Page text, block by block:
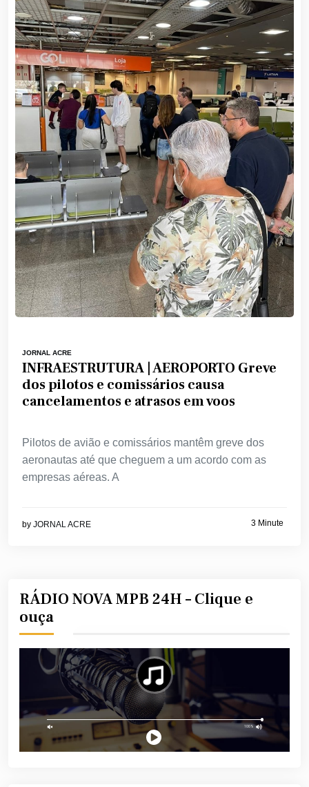
JORNAL ACRE
INFRAESTRUTURA | AEROPORTO Greve
dos pilotos e comissários causa
cancelamentos e atrasos em voos
Pilotos de avião e comissários mantêm greve dos
aeronautas até que cheguem a um acordo com as
empresas aéreas. A
by JORNAL ACRE 3 Minute
RÁDIO NOVA MPB 24H – Clique e
ouça